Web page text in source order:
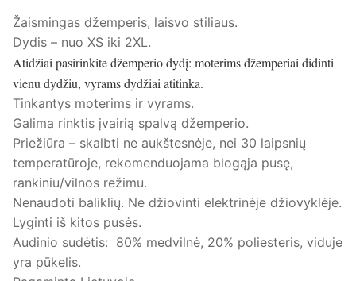
Žaismingas džemperis, laisvo stiliaus.
Dydis – nuo XS iki 2XL.
Atidžiai pasirinkite džemperio dydį: moterims džemperiai didinti
vienu dydžiu, vyrams dydžiai atitinka.
Tinkantys moterims ir vyrams.
Galima rinktis įvairią spalvą džemperio.
Priežiūra – skalbti ne aukštesnėje, nei 30 laipsnių
temperatūroje, rekomenduojama blogąja pusę,
rankiniu/vilnos režimu.
Nenaudoti baliklių. Ne džiovinti elektrinėje džiovyklėje.
Lyginti iš kitos pusės.
Audinio sudėtis: 80% medvilnė, 20% poliesteris, viduje
yra pūkelis.